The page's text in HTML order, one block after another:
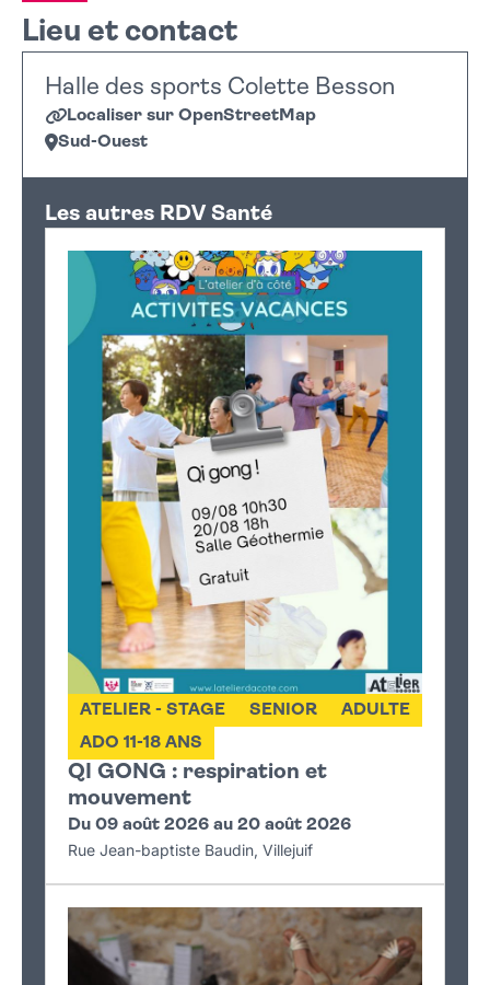
Lieu et contact
Halle des sports Colette Besson
Localiser sur OpenStreetMap
Sud-Ouest
+
−
Les autres RDV Santé
QI GONG : respiration et
mouvement
ATELIER - STAGE SENIOR
ADULTE
ADO 11-18 ANS
Du 09 août 2026 au 20 août 2026
Rue Jean-baptiste Baudin, Villejuif